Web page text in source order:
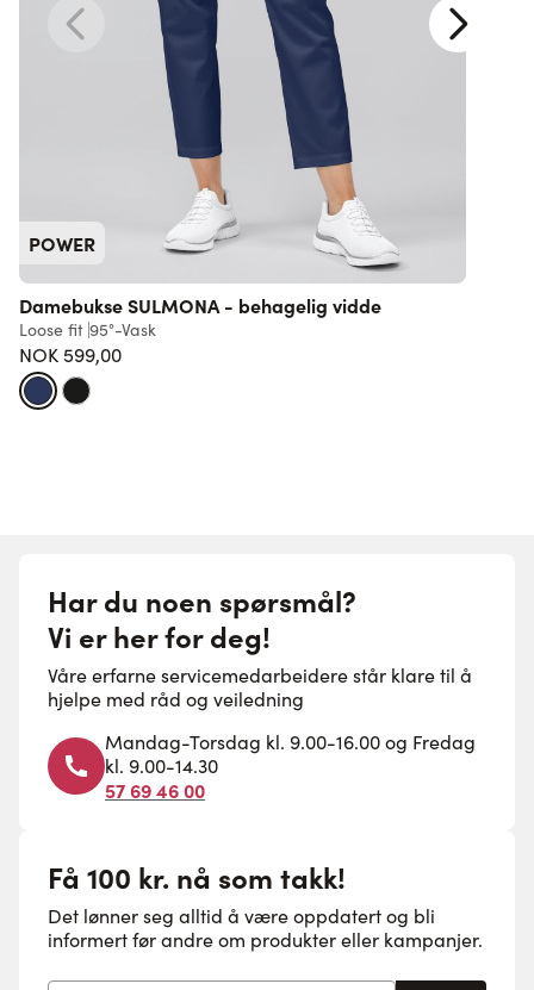
POWER
Damebukse SULMONA - behagelig vidde
Loose fit 95°-Vask
NOK 599,00
Har du noen spørsmål?
Vi er her for deg!
Våre erfarne servicemedarbeidere står klare til å
hjelpe med råd og veiledning
Mandag-Torsdag kl. 9.00-16.00 og Fredag
kl. 9.00-14.30
57 69 46 00
Få 100 kr. nå som takk!
Det lønner seg alltid å være oppdatert og bli
informert før andre om produkter eller kampanjer.